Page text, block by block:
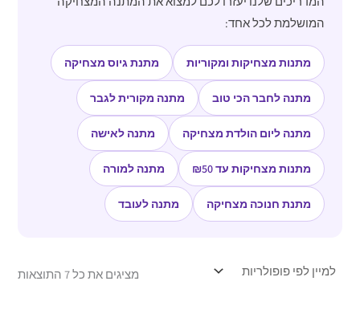
המושלמת לכל אחד:
מתנות מצחיקות ומקוריות מתנת גיוס מצחיקה
מתנה לחבר הכי טוב מתנה מקורית לגבר
מתנה ליום הולדת מצחיקה מתנה לאישה
מתנות מצחיקות עד ₪50 מתנה למורה
מתנת חנוכה מצחיקה מתנה לעובד
מציגים את כל ⁦7⁩ התוצאות